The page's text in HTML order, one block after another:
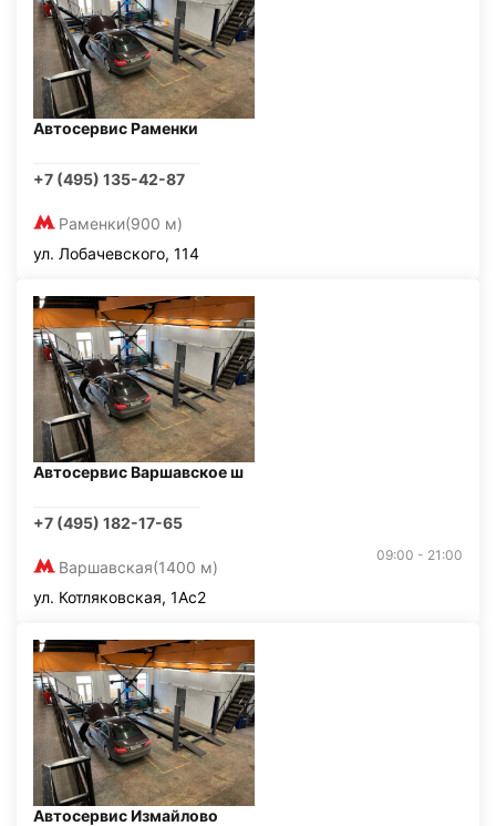
Автосервис Раменки
+7 (495) 135-42-87
Раменки(900 м)
ул. Лобачевского, 114
Автосервис Варшавское ш
+7 (495) 182-17-65
Варшавская(1400 м)
09:00 - 21:00
ул. Котляковская, 1Ас2
Автосервис Измайлово